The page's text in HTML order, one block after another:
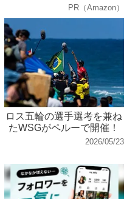
PR（Amazon）
ロス五輪の選手選考を兼ね
たWSGがペルーで開催！
2026/05/23